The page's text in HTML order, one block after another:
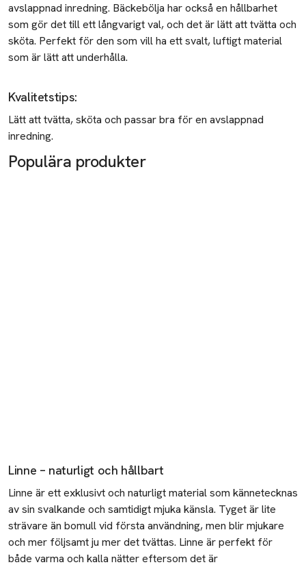
avslappnad inredning. Bäckebölja har också en hållbarhet
som gör det till ett långvarigt val, och det är lätt att tvätta och
sköta. Perfekt för den som vill ha ett svalt, luftigt material
som är lätt att underhålla.
Kvalitetstips:
Lätt att tvätta, sköta och passar bra för en avslappnad
inredning.
Populära produkter
Linne – naturligt och hållbart
Linne är ett exklusivt och naturligt material som kännetecknas
av sin svalkande och samtidigt mjuka känsla. Tyget är lite
strävare än bomull vid första användning, men blir mjukare
och mer följsamt ju mer det tvättas. Linne är perfekt för
både varma och kalla nätter eftersom det är